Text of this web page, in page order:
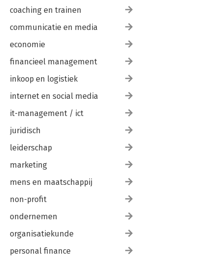
coaching en trainen
communicatie en media
economie
financieel management
inkoop en logistiek
internet en social media
it-management / ict
juridisch
leiderschap
marketing
mens en maatschappij
non-profit
ondernemen
organisatiekunde
personal finance